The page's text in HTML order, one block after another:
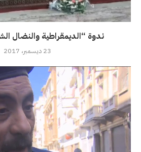
ندوة “الديمقراطية والنضال
23 ديسمبر، 2017